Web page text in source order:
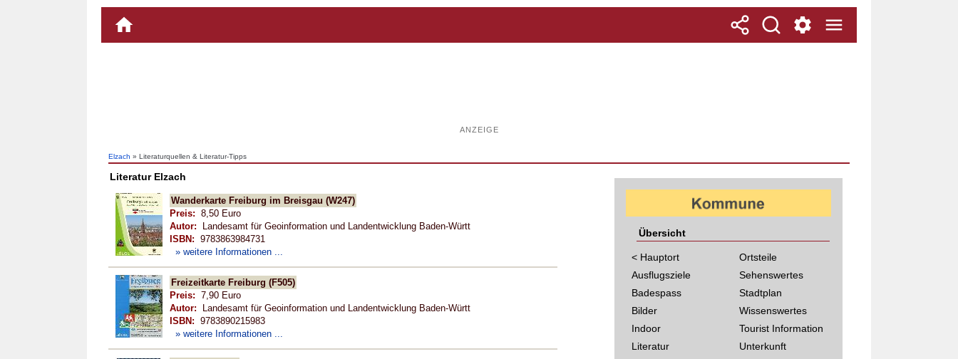
ANZEIGE
Elzach » Literaturquellen & Literatur-Tipps
Literatur Elzach
Wanderkarte Freiburg im Breisgau (W247)
Preis: 8,50 Euro
Autor: Landesamt für Geoinformation und Landentwicklung Baden-Württ
ISBN: 9783863984731
» weitere Informationen ...
Freizeitkarte Freiburg (F505)
Preis: 7,90 Euro
Autor: Landesamt für Geoinformation und Landentwicklung Baden-Württ
ISBN: 9783890215983
» weitere Informationen ...
Übersicht
< Hauptort
Ausflugsziele
Badespass
Bilder
Indoor
Literatur
Ortsteile
Sehenswertes
Stadtplan
Wissenswertes
Tourist Information
Unterkunft